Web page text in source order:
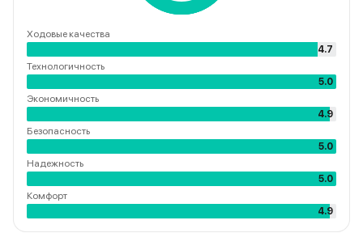
Ходовые качества
4.7
Технологичность
5.0
Экономичность
4.9
Безопасность
5.0
Надежность
5.0
Комфорт
4.9